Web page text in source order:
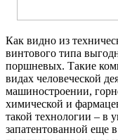
Как видно из
винтового типа
поршневых. Такие
видах человеческой
машиностроении,
химической и
такой технологии – в
запатентованной еще